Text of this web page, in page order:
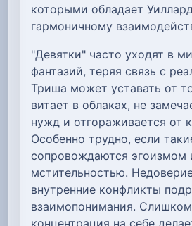
которыми обладает
гармоничному
"Девятки" часто уходят в
фантазий, теряя связь с
Триша может уставать от
витает в облаках, не
нужд и отгораживается от
Особенно трудно, если
сопровождаются эгоизмом
мстительностью.
внутренние конфликты
взаимопонимания.
концентрация на себе